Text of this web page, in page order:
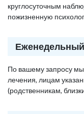
круглосуточным
пожизненную
Еженедельный
По вашему запросу
лечения, лицам
(родственникам,